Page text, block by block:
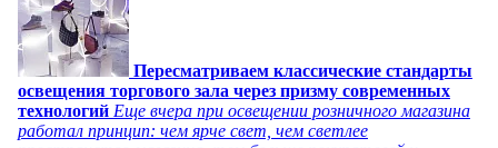
Пересматриваем классические стандарты
освещения торгового зала через призму современных
технологий Еще вчера при освещении розничного магазина
работал принцип: чем ярче свет, чем светлее